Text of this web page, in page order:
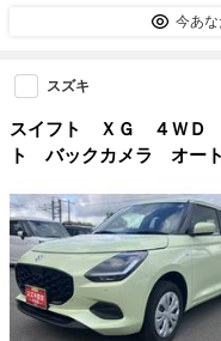
今あ
スズキ
スイフト ＸＧ ４ＷＤ
ト バックカメラ オー
ヒーター スズキセーフ
減システム アイドリン
全ボディ 盗難防止シス